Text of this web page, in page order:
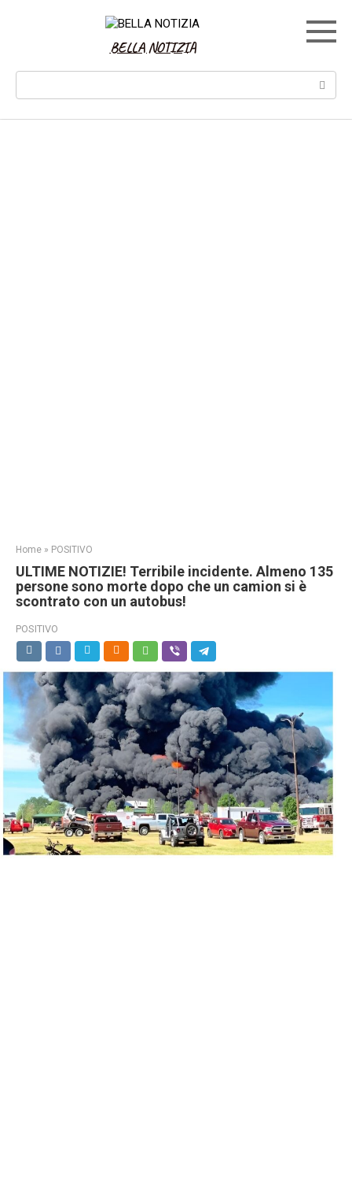
BELLA NOTIZIA
Search:
Home » POSITIVO
ULTIME NOTIZIE! Terribile incidente. Almeno 135
persone sono morte dopo che un camion si è
scontrato con un autobus!
POSITIVO